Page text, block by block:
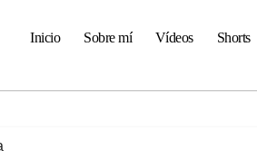
Inicio Sobre mí Vídeos Shorts